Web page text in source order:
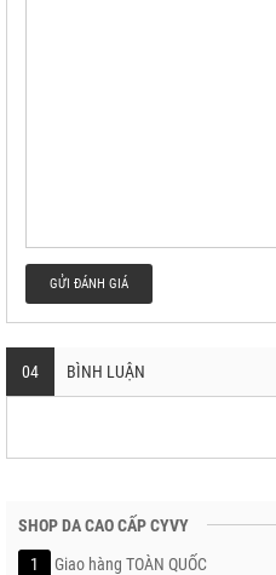
GỬI ĐÁNH GIÁ
04 BÌNH LUẬN
SHOP DA CAO CẤP CYVY
1
Giao hàng TOÀN QUỐC